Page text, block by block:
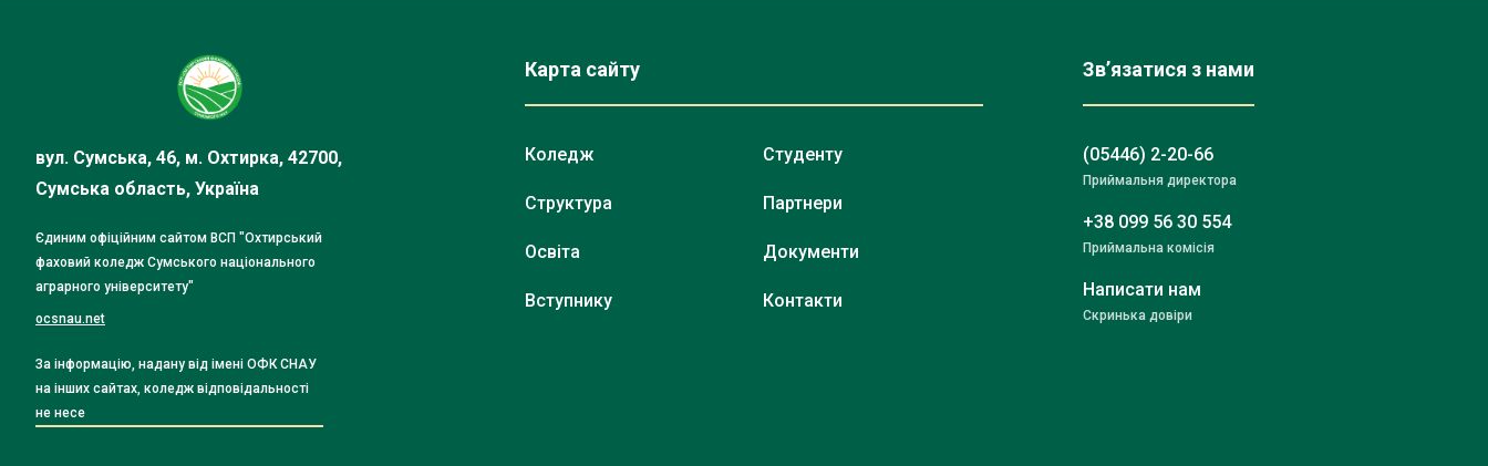
вул. Сумська, 46, м. Охтирка, 42700,
Сумська область, Україна
Єдиним офіційним сайтом ВСП "Охтирський
фаховий коледж Сумського національного
аграрного університету"
ocsnau.net
За інформацію, надану від імені ОФК СНАУ
на інших сайтах, коледж відповідальності
не несе
Карта сайту
Коледж
Структура
Освіта
Вступнику
Студенту
Партнери
Документи
Контакти
Зв’язатися з нами
(05446) 2-20-66
Приймальня директора
+38 099 56 30 554
Приймальна комісія
Написати нам
Скринька довіри